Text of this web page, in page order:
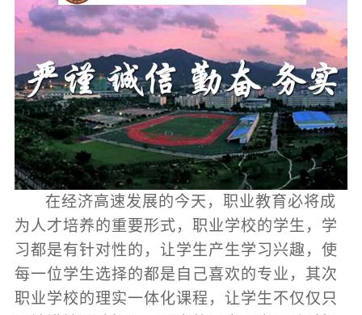
在经济高速发展的今天，职业教育必将成
为人才培养的重要形式，职业学校的学生，学
习都是有针对性的，让学生产生学习兴趣，使
每一位学生选择的都是自己喜欢的专业，其次
职业学校的理实一体化课程，让学生不仅仅只